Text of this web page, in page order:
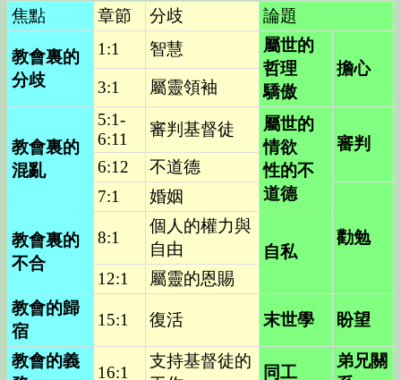
焦點 章節 分歧 論題
教會裏的
分歧
1:1 智慧
屬世的
哲理
驕傲
擔心
3:1
屬靈領袖
教會裏的
混亂
5:1-
6:11
審判基督徒
屬世的
情欲
性的不
道德
審判
6:12
不道德
7:1
婚姻
勸勉
教會裏的
不合
8:1
個人的權力與
自由
自私
12:1
屬靈的恩賜
教會的歸
宿
15:1 復活 末世學 盼望
教會的義
16:1
支持基督徒的
同工
弟兄關